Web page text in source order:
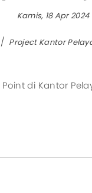
Aircool
Airfree
Kamis, 18 Apr 2024
Project Kantor
di Kantor